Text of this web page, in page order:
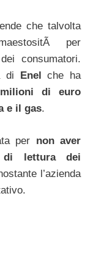
che talvolta
per
consumatori.
di Enel
che ha
di euro
e il gas.
per non aver
di lettura dei
l’azienda